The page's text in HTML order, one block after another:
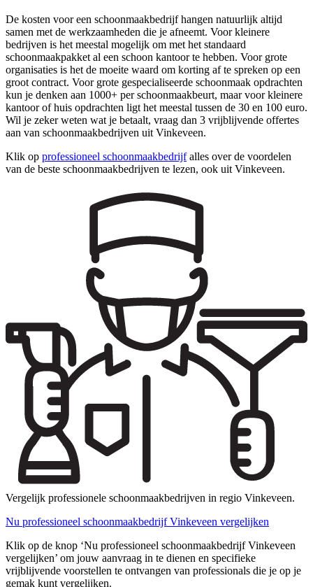
De kosten voor een schoonmaakbedrijf hangen natuurlijk altijd
samen met de werkzaamheden die je afneemt. Voor kleinere
bedrijven is het meestal mogelijk om met het standaard
schoonmaakpakket al een schoon kantoor te hebben. Voor grote
organisaties is het de moeite waard om korting af te spreken op een
groot contract. Voor grote gespecialiseerde schoonmaak opdrachten
kun je denken aan 1000+ per schoonmaakbeurt, maar voor kleinere
kantoor of huis opdrachten ligt het meestal tussen de 30 en 100 euro.
Wil je zeker weten wat je betaalt, vraag dan 3 vrijblijvende offertes
aan van schoonmaakbedrijven uit Vinkeveen.
Klik op professioneel schoonmaakbedrijfalles over de voordelen
van de beste schoonmaakbedrijven te lezen, ook uit Vinkeveen.
Vergelijk professionele schoonmaakbedrijven in regio Vinkeveen.
Nu professioneel schoonmaakbedrijf Vinkeveen vergelijken
Klik op de knop ‘Nu professioneel schoonmaakbedrijf Vinkeveen
vergelijken’ om jouw aanvraag in te dienen en specifieke
vrijblijvende voorstellen te ontvangen van professionals die je op je
gemak kunt vergelijken.